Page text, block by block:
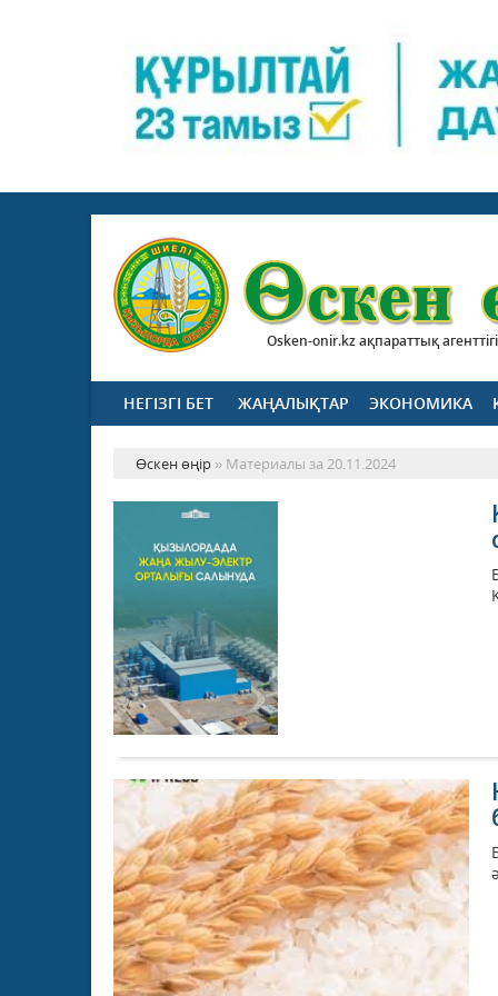
Osken-onir.kz ақпараттық агенттігі
НЕГІЗГІ БЕТ ЖАҢАЛЫҚТАР ЭКОНОМИКА
Өскен өңір » Материалы за 20.11.2024